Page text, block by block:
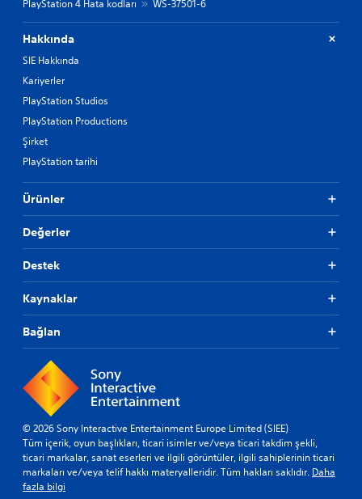
PlayStation 4 Hata kodları
WS-37501-6
Hakkında
SIE Hakkında
Kariyerler
PlayStation Studios
PlayStation Productions
Şirket
PlayStation tarihi
Ürünler
Değerler
Destek
Kaynaklar
Bağlan
© 2026 Sony Interactive Entertainment Europe Limited (SIEE)
Tüm içerik, oyun başlıkları, ticari isimler ve/veya ticari takdim şekli,
ticari markalar, sanat eserleri ve ilgili görüntüler, ilgili sahiplerinin ticari
markaları ve/veya telif hakkı materyalleridir. Tüm hakları saklıdır. Daha
fazla bilgi